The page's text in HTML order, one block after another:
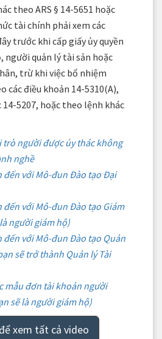
theo ARS § 14-5651 hoặc
tài chính phải xem các
trước khi cấp giấy ủy quyền
người quản lý tài sản hoặc
trừ khi việc bổ nhiệm
các điều khoản 14-5310(A),
14-5207, hoặc theo lệnh khác
trò người được ủy thác không
nghề
đến với Mô-đun Đào tạo Đại
đến với Mô-đun Đào tạo Giám
người giám hộ)
đến với Mô-đun Đào tạo Quản
sẽ trở thành Quản lý Tài
mẫu đơn tài khoản người
sẽ là người giám hộ)
xem tất cả video